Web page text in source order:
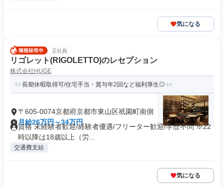
気になる
正社員
リゴレット(RIGOLETTO)のレセプション
株式会社HUGE
長期休暇取得可/住宅手当・賞与年2回など福利厚生◎
〒605-0074京都府京都市東山区祇園町南側
月給26万円～34万円
資格 未経験者歓迎/経験者優遇/フリーター歓迎/学歴不問 ※22
時以降は18歳以上（労...
交通費支給
気になる